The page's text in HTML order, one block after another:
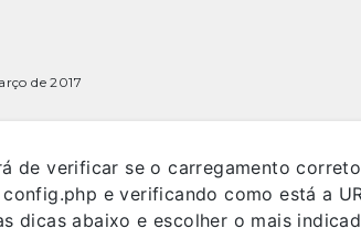
de 2017
de verificar se o carregamento
e verificando como está a
dicas abaixo e escolher o mais